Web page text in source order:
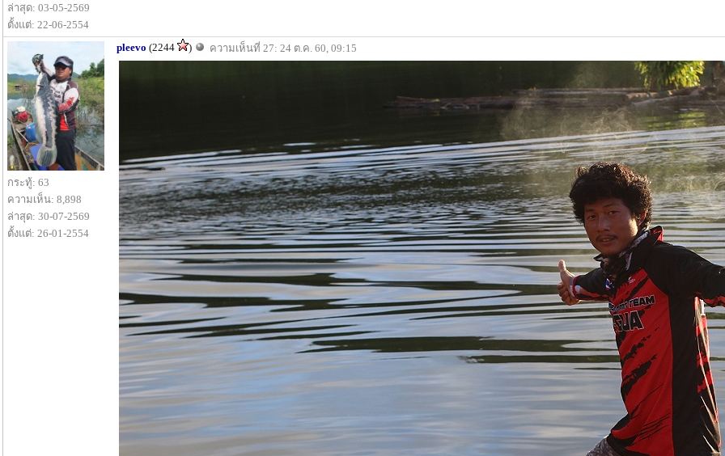
ล่าสุด: 03-05-2569
ตั้งแต่: 22-06-2554
กระทู้: 63
ความเห็น: 8,898
ล่าสุด: 30-07-2569
ตั้งแต่: 26-01-2554
pleevo (2244 ) ความเห็นที่ 27: 24 ต.ค. 60, 09:15